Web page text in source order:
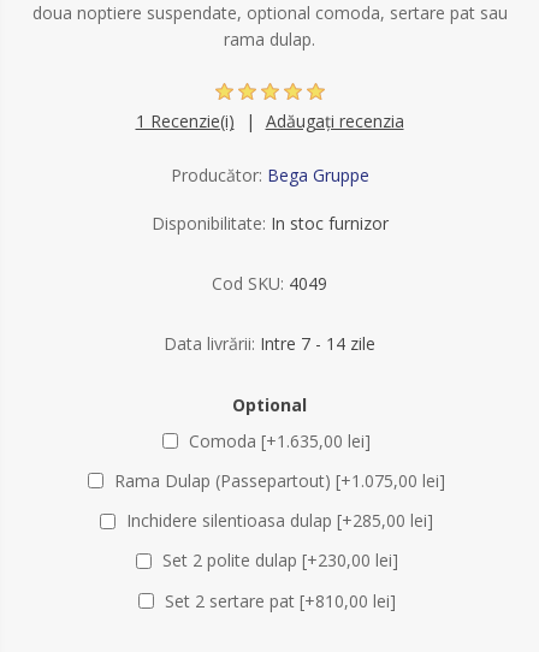
doua noptiere suspendate, optional comoda, sertare pat sau
rama dulap.
1 Recenzie(i) Adăugați recenzia
Producător: Bega Gruppe
Disponibilitate: In stoc furnizor
Cod SKU: 4049
Data livrării: Intre 7 - 14 zile
Optional
Comoda [+1.635,00 lei]
Rama Dulap (Passepartout) [+1.075,00 lei]
Inchidere silentioasa dulap [+285,00 lei]
Set 2 polite dulap [+230,00 lei]
Set 2 sertare pat [+810,00 lei]